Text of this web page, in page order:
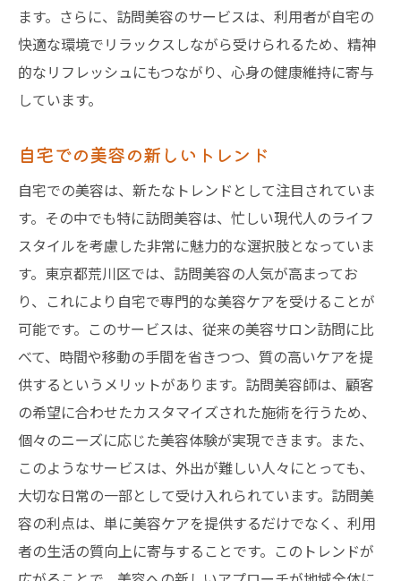
ます。さらに、訪問美容のサービスは、利用者が自宅の
快適な環境でリラックスしながら受けられるため、精神
的なリフレッシュにもつながり、心身の健康維持に寄与
しています。
自宅での美容の新しいトレンド
自宅での美容は、新たなトレンドとして注目されていま
す。その中でも特に訪問美容は、忙しい現代人のライフ
スタイルを考慮した非常に魅力的な選択肢となっていま
す。東京都荒川区では、訪問美容の人気が高まってお
り、これにより自宅で専門的な美容ケアを受けることが
可能です。このサービスは、従来の美容サロン訪問に比
べて、時間や移動の手間を省きつつ、質の高いケアを提
供するというメリットがあります。訪問美容師は、顧客
の希望に合わせたカスタマイズされた施術を行うため、
個々のニーズに応じた美容体験が実現できます。また、
このようなサービスは、外出が難しい人々にとっても、
大切な日常の一部として受け入れられています。訪問美
容の利点は、単に美容ケアを提供するだけでなく、利用
者の生活の質向上に寄与することです。このトレンドが